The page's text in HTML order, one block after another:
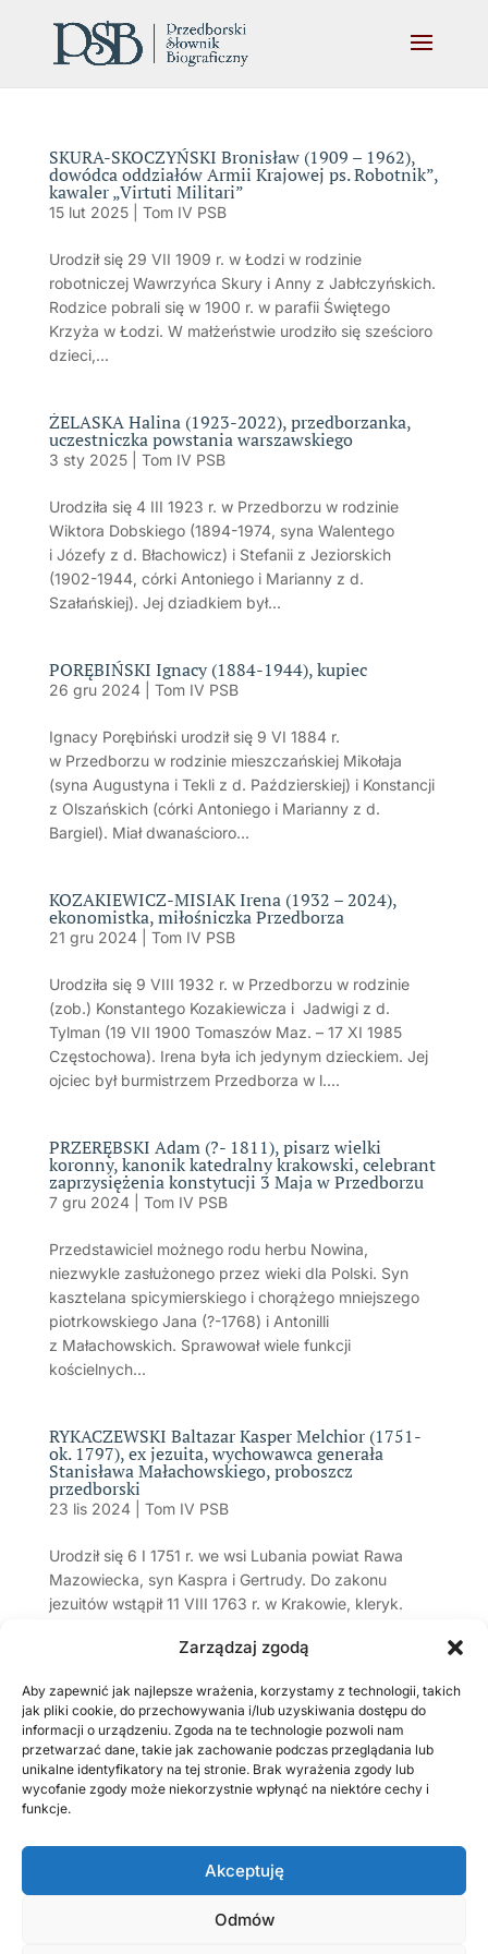
Zarządzaj zgodą
Aby zapewnić jak najlepsze wrażenia, korzystamy z technologii, takich
jak pliki cookie, do przechowywania i/lub uzyskiwania dostępu do
informacji o urządzeniu. Zgoda na te technologie pozwoli nam
przetwarzać dane, takie jak zachowanie podczas przeglądania lub
unikalne identyfikatory na tej stronie. Brak wyrażenia zgody lub
wycofanie zgody może niekorzystnie wpłynąć na niektóre cechy i
funkcje.
Akceptuję
Odmów
SKURA-SKOCZYŃSKI Bronisław (1909 – 1962),
dowódca oddziałów Armii Krajowej ps. Robotnik”,
kawaler „Virtuti Militari”
15 lut 2025| Tom IV PSB
Urodził się 29 VII 1909 r. w Łodzi w rodzinie
robotniczej Wawrzyńca Skury i Anny z Jabłczyńskich.
Rodzice pobrali się w 1900 r. w parafii Świętego
Krzyża w Łodzi. W małżeństwie urodziło się sześcioro
dzieci,...
ŻELASKA Halina (1923-2022), przedborzanka,
uczestniczka powstania warszawskiego
3 sty 2025| Tom IV PSB
Urodziła się 4 III 1923 r. w Przedborzu w rodzinie
Wiktora Dobskiego (1894-1974, syna Walentego
i Józefy z d. Błachowicz) i Stefanii z Jeziorskich
(1902-1944, córki Antoniego i Marianny z d.
Szałańskiej). Jej dziadkiem był...
PORĘBIŃSKI Ignacy (1884-1944), kupiec
26 gru 2024| Tom IV PSB
Ignacy Porębiński urodził się 9 VI 1884 r.
w Przedborzu w rodzinie mieszczańskiej Mikołaja
(syna Augustyna i Tekli z d. Paździerskiej) i Konstancji
z Olszańskich (córki Antoniego i Marianny z d.
Bargiel). Miał dwanaścioro...
KOZAKIEWICZ-MISIAK Irena (1932 – 2024),
ekonomistka, miłośniczka Przedborza
21 gru 2024| Tom IV PSB
Urodziła się 9 VIII 1932 r. w Przedborzu w rodzinie
(zob.) Konstantego Kozakiewicza i Jadwigi z d.
Tylman (19 VII 1900 Tomaszów Maz. – 17 XI 1985
Częstochowa). Irena była ich jedynym dzieckiem. Jej
ojciec był burmistrzem Przedborza w l....
PRZERĘBSKI Adam (?- 1811), pisarz wielki
koronny, kanonik katedralny krakowski, celebrant
zaprzysiężenia konstytucji 3 Maja w Przedborzu
7 gru 2024| Tom IV PSB
Przedstawiciel możnego rodu herbu Nowina,
niezwykle zasłużonego przez wieki dla Polski. Syn
kasztelana spicymierskiego i chorążego mniejszego
piotrkowskiego Jana (?-1768) i Antonilli
z Małachowskich. Sprawował wiele funkcji
kościelnych...
RYKACZEWSKI Baltazar Kasper Melchior (1751-
ok. 1797), ex jezuita, wychowawca generała
Stanisława Małachowskiego, proboszcz
przedborski
23 lis 2024| Tom IV PSB
Urodził się 6 I 1751 r. we wsi Lubania powiat Rawa
Mazowiecka, syn Kaspra i Gertrudy. Do zakonu
jezuitów wstąpił 11 VIII 1763 r. w Krakowie, kleryk.
Strona 4 z 6
«
Pierwsza
« ... 2 3 4 5 6 »
Ostatnio dodane
W sutannie i ze strzelbą
OLSZEWSKI Feliks Antoni (1892-1920), żandarm
Pamiętnik burmistrza miasta Przedborza Konstantego
Kozakiewicza. Suplement (1)